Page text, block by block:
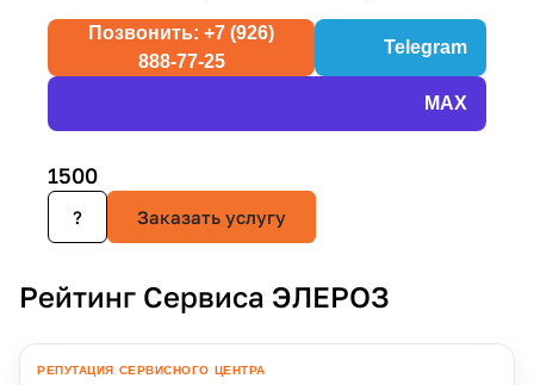
Позвонить: +7 (926)
888-77-25
Telegram
MAX
1500
? Заказать услугу
Рейтинг Сервиса ЭЛЕРОЗ
РЕПУТАЦИЯ СЕРВИСНОГО ЦЕНТРА